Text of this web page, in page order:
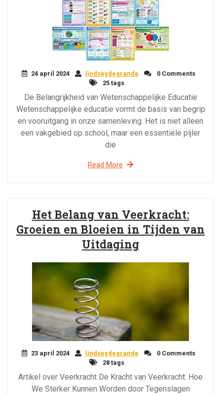
24 april 2024 lindseydegrande
0 Comments
25 tags
De Belangrijkheid van Wetenschappelijke Educatie
Wetenschappelijke educatie vormt de basis van begrip
en vooruitgang in onze samenleving. Het is niet alleen
een vakgebied op school, maar een essentiële pijler
die
Read More
Het Belang van Veerkracht:
Groeien en Bloeien in Tijden van
Uitdaging
23 april 2024 lindseydegrande
0 Comments
28 tags
Artikel over Veerkracht De Kracht van Veerkracht: Hoe
We Sterker Kunnen Worden door Tegenslagen